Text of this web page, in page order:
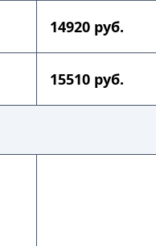
14920 руб.
15510 руб.